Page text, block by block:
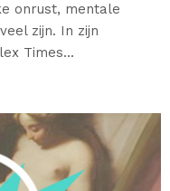
onrust, mentale
zijn. In zijn
Times...